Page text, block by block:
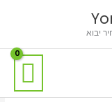
יבוא